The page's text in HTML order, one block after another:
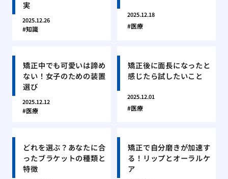
実
2025.12.26
知識
2025.12.18
医療
矯正中でも可愛いは諦め
ない！女子のための装置
選び
2025.12.12
医療
矯正後に面長になったと
感じたら試したいこと
2025.12.01
医療
どれを選ぶ？あなたに合
ったブラケットの種類と
特徴
矯正で自分磨きが加速す
る！リップとオーラルケ
ア